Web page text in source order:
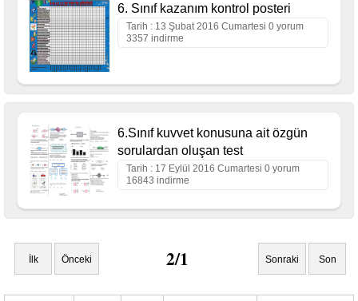
6. Sınıf kazanım kontrol posteri
Tarih : 13 Şubat 2016 Cumartesi 0 yorum
3357 indirme
6.Sınıf kuvvet konusuna ait özgün
sorulardan oluşan test
Tarih : 17 Eylül 2016 Cumartesi 0 yorum
16843 indirme
İlk Önceki 2/1 Sonraki Son